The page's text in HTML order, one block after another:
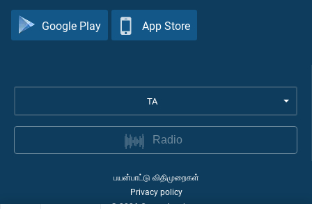
Google Play App Store
TA
Radio
பயன்பாட்டு விதிமுறைகள்
Privacy policy
©2026Quran Academy